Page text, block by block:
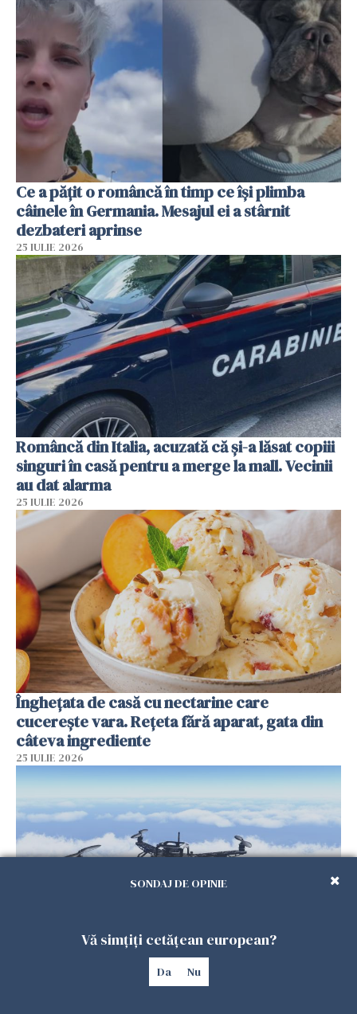
Ce a pățit o româncă în timp ce își plimba
câinele în Germania. Mesajul ei a stârnit
dezbateri aprinse
25 IULIE 2026
Româncă din Italia, acuzată că și-a lăsat copiii
singuri în casă pentru a merge la mall. Vecinii
au dat alarma
25 IULIE 2026
Înghețata de casă cu nectarine care
cucerește vara. Rețeta fără aparat, gata din
câteva ingrediente
25 IULIE 2026
Încă o dronă a fost doborâtă de un F-16
românesc după ce a intrat ilegal în spațiul
SONDAJ DE OPINIE
Vă simțiți cetățean european?
Da Nu